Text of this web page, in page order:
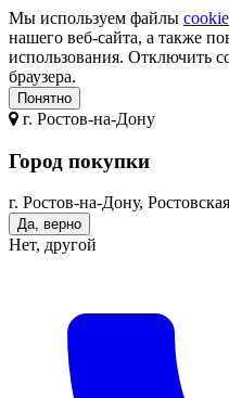
Мы используем файлы
нашего веб-сайта, а также
использования. Отключить
браузера.
Понятно
г. Ростов-на-Дону
Город покупки
г. Ростов-на-Дону,
Да, верно
Нет, другой